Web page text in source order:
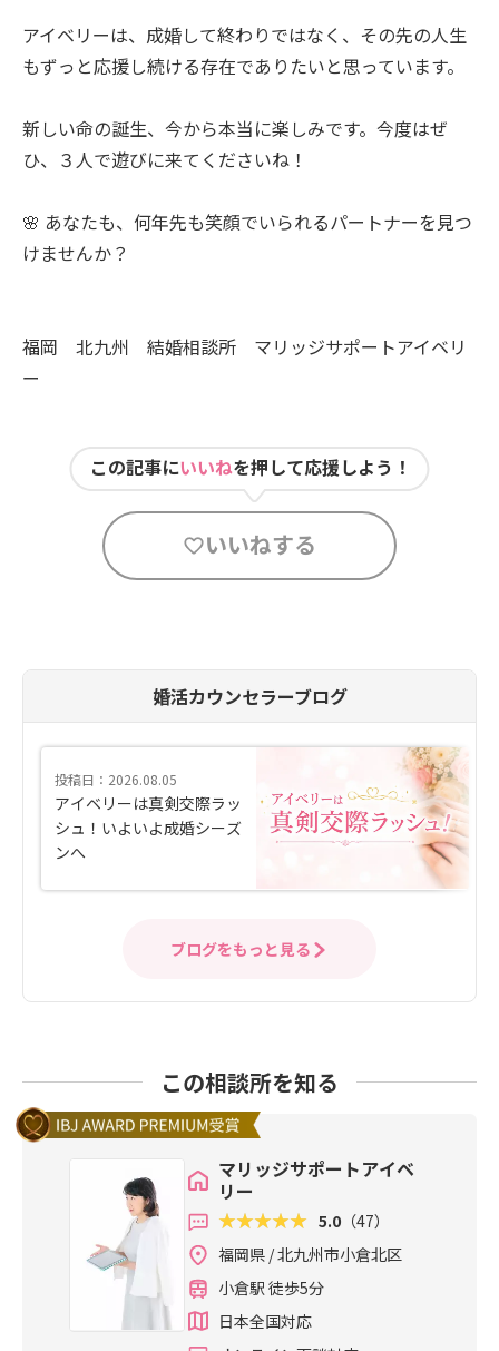
アイベリーは、成婚して終わりではなく、その先の人生
もずっと応援し続ける存在でありたいと思っています。
新しい命の誕生、今から本当に楽しみです。今度はぜ
ひ、３人で遊びに来てくださいね！
🌸 あなたも、何年先も笑顔でいられるパートナーを見つ
けませんか？
福岡 北九州 結婚相談所 マリッジサポートアイベリ
ー
この記事にいいねを押して応援しよう！
いいねする
婚活カウンセラーブログ
投稿日：2026.08.05
アイベリーは真剣交際ラッ
シュ！いよいよ成婚シーズ
ンへ
ブログをもっと見る
この相談所を知る
マリッジサポートアイベ
リー
5.0 （47）
福岡県 / 北九州市小倉北区
小倉駅 徒歩5分
日本全国対応